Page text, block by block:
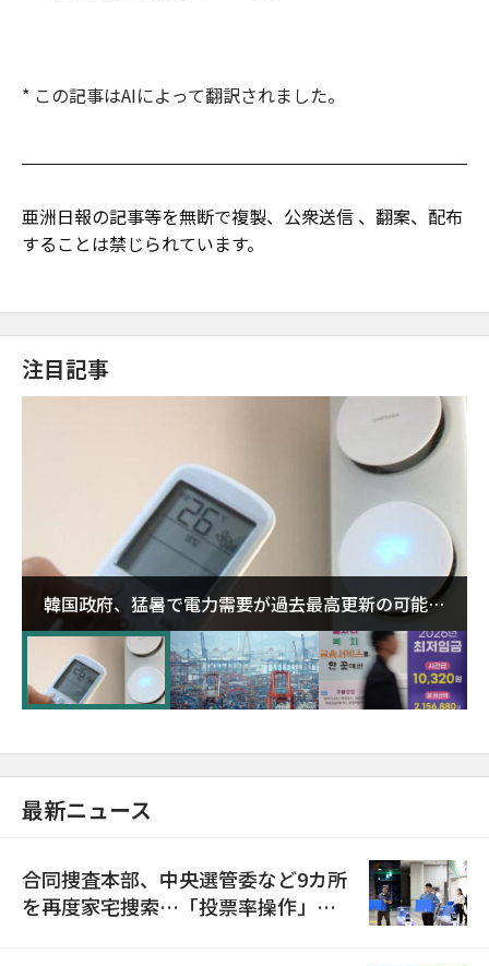
* この記事はAIによって翻訳されました。
亜洲日報の記事等を無断で複製、公衆送信 、翻案、配布
することは禁じられています。
注目記事
韓国政府、猛暑で電力需要が過去最高更新の可能性
に需給対応体制を点検
最新ニュース
合同捜査本部、中央選管委など9カ所
を再度家宅捜索…「投票率操作」の